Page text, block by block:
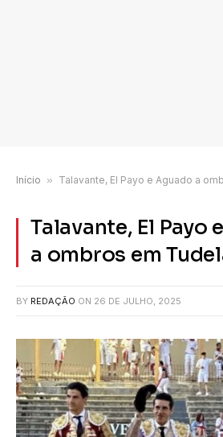
Início » Talavante, El Payo e Aguado a
Talavante, El Payo
a ombros em
BY REDAÇÃO ON 26 DE JULHO, 2025